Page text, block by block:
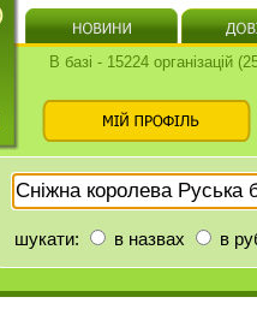
В базі - 15224 організацій
шукати: в назвах в